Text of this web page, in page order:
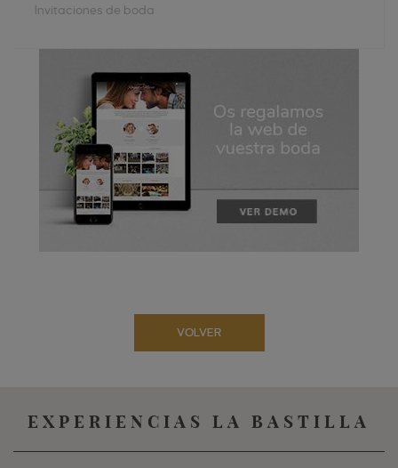
Invitaciones de boda
VOLVER
EXPERIENCIAS LA BASTILLA